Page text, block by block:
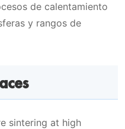
de calentamiento
y rangos de
sintering at high